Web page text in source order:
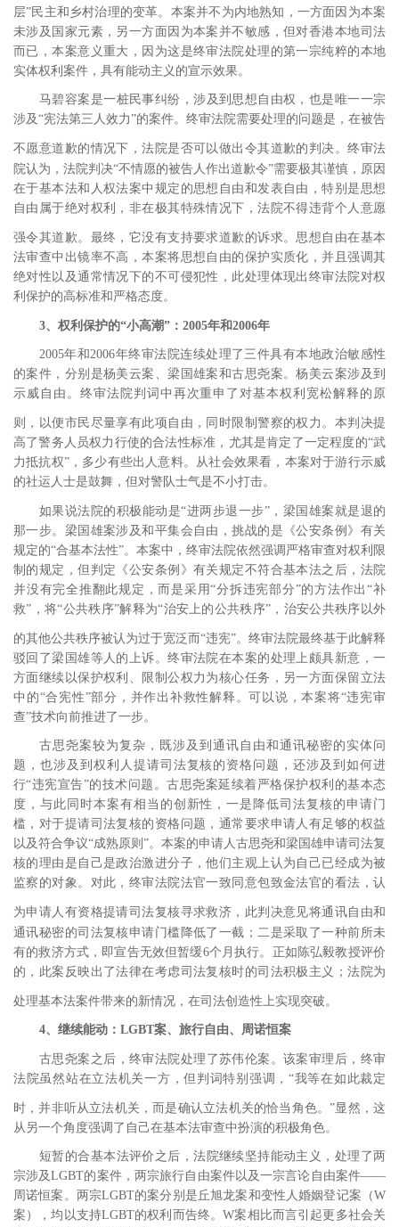
层”民主和乡村治理的变革。本案并不为内地熟知，一方面因为本案
未涉及国家元素，另一方面因为本案并不敏感，但对香港本地司法
而已，本案意义重大，因为这是终审法院处理的第一宗纯粹的本地
实体权利案件，具有能动主义的宣示效果。
马碧容案是一桩民事纠纷，涉及到思想自由权，也是唯一一宗
涉及“宪法第三人效力”的案件。终审法院需要处理的问题是，在被告
不愿意道歉的情况下，法院是否可以做出令其道歉的判决。终审法
院认为，法院判决“不情愿的被告人作出道歉令”需要极其谨慎，原因
在于基本法和人权法案中规定的思想自由和发表自由，特别是思想
自由属于绝对权利，非在极其特殊情况下，法院不得违背个人意愿
强令其道歉。 最终，它没有支持要求道歉的诉求。思想自由在基本
法审查中出镜率不高，本案将思想自由的保护实质化，并且强调其
绝对性以及通常情况下的不可侵犯性，此处理体现出终审法院对权
利保护的高标准和严格态度。
3、权利保护的“小高潮”： 2005年和2006年
2005年和 2006年终审法院连续处理了三件具有本地政治敏感性
的案件，分别是杨美云案、梁国雄案和古思尧案。杨美云案涉及到
示威自由。终审法院判词中再次重申了对基本权利宽松解释的原
则，以便市民尽量享有此项自由，同时限制警察的权力。 本判决提
高了警务人员权力行使的合法性标准，尤其是肯定了一定程度的“武
力抵抗权”，多少有些出人意料。从社会效果看，本案对于游行示威
的社运人士是鼓舞，但对警队士气是不小打击。
如果说法院的积极能动是“进两步退一步”，梁国雄案就是退的
那一步。梁国雄案涉及和平集会自由，挑战的是《公安条例》有关
规定的“合基本法性”。本案中，终审法院依然强调严格审查对权利限
制的规定，但判定《公安条例》有关规定不符合基本法之后，法院
并没有完全推翻此规定，而是采用“分拆违宪部分”的方法作出“补
救”，将“公共秩序”解释为“治安上的公共秩序”，治安公共秩序以外
的其他公共秩序被认为过于宽泛而“违宪”。 终审法院最终基于此解释
驳回了梁国雄等人的上诉。终审法院在本案的处理上颇具新意，一
方面继续以保护权利、限制公权力为核心任务，另一方面保留立法
中的“合宪性”部分，并作出补救性解释。可以说，本案将“违宪审
查”技术向前推进了一步。
古思尧案较为复杂，既涉及到通讯自由和通讯秘密的实体问
题，也涉及到权利人提请司法复核的资格问题，还涉及到如何进
行“违宪宣告”的技术问题。古思尧案延续着严格保护权利的基本态
度，与此同时本案有相当的创新性，一是降低司法复核的申请门
槛，对于提请司法复核的资格问题，通常要求申请人有足够的权益
以及符合争议“成熟原则”。本案的申请人古思尧和梁国雄申请司法复
核的理由是自己是政治激进分子，他们主观上认为自己已经成为被
监察的对象。对此，终审法院法官一致同意包致金法官的看法，认
为申请人有资格提请司法复核寻求救济， 此判决意见将通讯自由和
通讯秘密的司法复核申请门槛降低了一截；二是采取了一种前所未
有的救济方式，即宣告无效但暂缓6个月执行。正如陈弘毅教授评价
的，此案反映出了法律在考虑司法复核时的司法积极主义；法院为
处理基本法案件带来的新情况，在司法创造性上实现突破。
4、继续能动： LGBT案、旅行自由、周诺恒案
古思尧案之后，终审法院处理了苏伟伦案。该案审理后，终审
法院虽然站在立法机关一方，但判词特别强调，“我等在如此裁定
时，并非听从立法机关，而是确认立法机关的恰当角色。”显然，这
从另一个角度强调了自己在基本法审查中扮演的积极角色。
短暂的合基本法评价之后，法院继续坚持能动主义，处理了两
宗涉及LGBT的案件，两宗旅行自由案件以及一宗言论自由案件――
周诺恒案。两宗LGBT的案分别是丘旭龙案和变性人婚姻登记案（W
案），均以支持LGBT的权利而告终。W案相比而言引起更多社会关